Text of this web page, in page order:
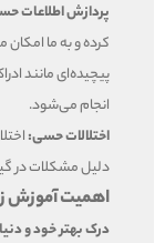
پردازش اطلاعات
کرده و به ما امکان
پیچیده‌ای مانند
انجام می‌شود.
اختلالات حسی:
دلیل مشکلات در
اهمیت
درک بهتر خود و